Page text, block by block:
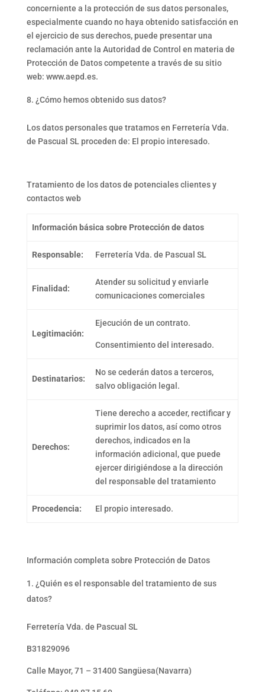
concerniente a la protección de sus datos personales,
especialmente cuando no haya obtenido satisfacción en
el ejercicio de sus derechos, puede presentar una
reclamación ante la Autoridad de Control en materia de
Protección de Datos competente a través de su sitio
web: www.aepd.es.
¿Cómo hemos obtenido sus datos?
Los datos personales que tratamos en Ferretería Vda.
de Pascual SL proceden de: El propio interesado.
Tratamiento de los datos de potenciales clientes y
contactos web
Información básica sobre Protección de datos
Responsable: Ferretería Vda. de Pascual SL
Finalidad:
Atender su solicitud y enviarle
comunicaciones comerciales
Legitimación:
Ejecución de un contrato.
Consentimiento del interesado.
Destinatarios:
No se cederán datos a terceros,
salvo obligación legal.
Derechos:
Tiene derecho a acceder, rectificar y
suprimir los datos, así como otros
derechos, indicados en la
información adicional, que puede
ejercer dirigiéndose a la dirección
del responsable del tratamiento
Procedencia: El propio interesado.
Información completa sobre Protección de Datos
¿Quién es el responsable del tratamiento de sus
datos?
Ferretería Vda. de Pascual SL
B31829096
Calle Mayor, 71 – 31400 Sangüesa(Navarra)